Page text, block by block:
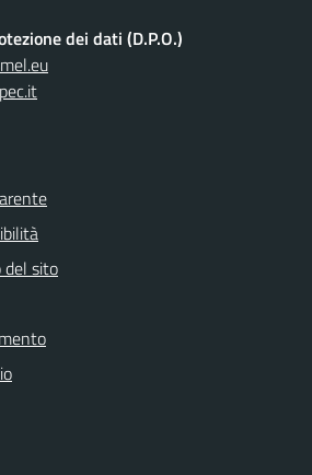
dei dati (D.P.O.)
del sito